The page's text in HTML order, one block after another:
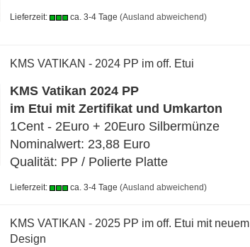
Lieferzeit: ca. 3-4 Tage (Ausland abweichend)
KMS VATIKAN - 2024 PP im off. Etui
KMS Vatikan 2024 PP
im Etui mit Zertifikat und Umkarton
1Cent - 2Euro + 20Euro Silbermünze
Nominalwert: 23,88 Euro
Qualität: PP / Polierte Platte
Lieferzeit: ca. 3-4 Tage (Ausland abweichend)
KMS VATIKAN - 2025 PP im off. Etui mit neuem
Design